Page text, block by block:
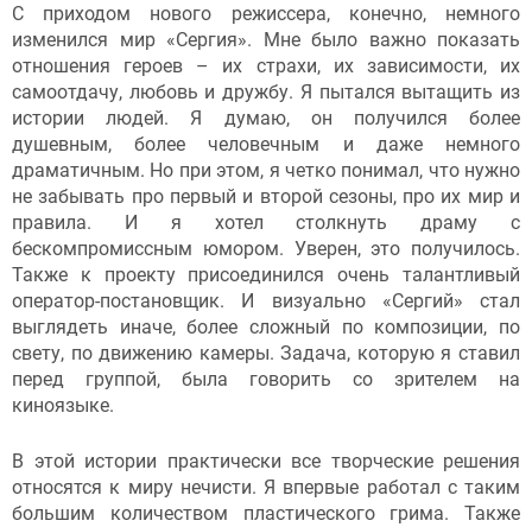
С приходом нового режиссера, конечно, немного
изменился мир «Сергия». Мне было важно показать
отношения героев – их страхи, их зависимости, их
самоотдачу, любовь и дружбу. Я пытался вытащить из
истории людей. Я думаю, он получился более
душевным, более человечным и даже немного
драматичным. Но при этом, я четко понимал, что нужно
не забывать про первый и второй сезоны, про их мир и
правила. И я хотел столкнуть драму с
бескомпромиссным юмором. Уверен, это получилось.
Также к проекту присоединился очень талантливый
оператор-постановщик. И визуально «Сергий» стал
выглядеть иначе, более сложный по композиции, по
свету, по движению камеры. Задача, которую я ставил
перед группой, была говорить со зрителем на
киноязыке.
В этой истории практически все творческие решения
относятся к миру нечисти. Я впервые работал с таким
большим количеством пластического грима. Также